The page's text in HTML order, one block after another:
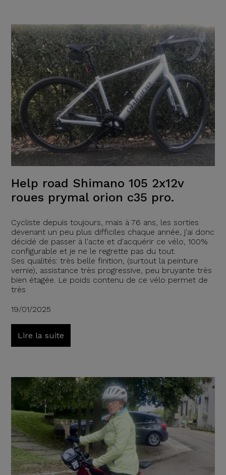
Help road Shimano 105 2x12v
roues prymal orion c35 pro.
Cycliste depuis toujours, mais à 76 ans, les sorties
devenant un peu plus difficiles chaque année, j'ai donc
décidé de passer à l'acte et d'acquérir ce vélo, 100%
configurable et je ne le regrette pas du tout.
Ses qualités: très belle finition, (surtout la peinture
vernie), assistance très progressive, peu bruyante très
bien étagée. Le poids contenu de ce vélo permet de
très
19/01/2025
Lire la suite